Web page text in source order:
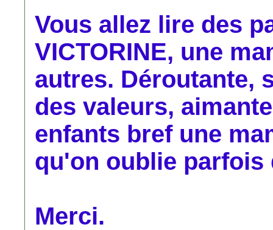
Vous allez lire des
VICTORINE, une
autres. Déroutante,
des valeurs,
enfants bref une
qu'on oublie parfois
Merci.